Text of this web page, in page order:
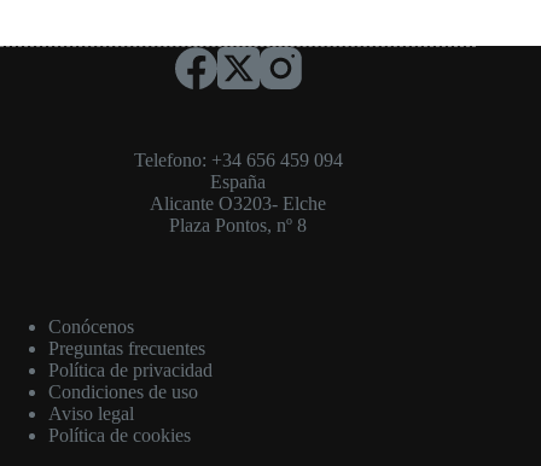
Telefono: +34 656 459 094
España
Alicante O3203- Elche
Plaza Pontos, nº 8
Conócenos
Preguntas frecuentes
Política de privacidad
Condiciones de uso
Aviso legal
Política de cookies